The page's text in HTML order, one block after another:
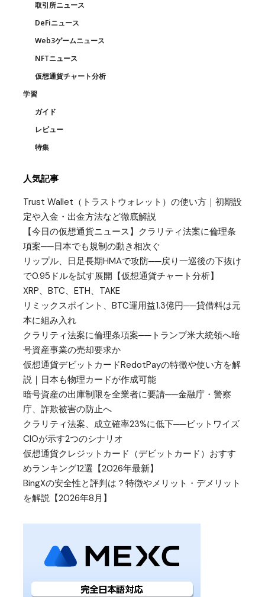
取引所ニュース
DeFiニュース
Web3ゲームニュース
NFTニュース
仮想通貨チャート分析
学習
ガイド
レビュー
特集
人気記事
Trust Wallet（トラストウォレット）の使い方｜初期設
定や入金・出金方法など徹底解説
【今日の仮想通貨ニュース】クラリティ法案に倫理条
項案──日本でも規制の動き相次ぐ
リップル、日足長期HMAで攻防──戻り一巡後の下抜け
で0.95ドルを試す展開【仮想通貨チャート分析】
XRP、BTC、ETH、TAKE
リミックスポイント、BTC運用益1.3億円──貸借料は元
本に組み入れ
クラリティ法案に倫理条項案──トランプ米大統領へ暗
号資産事業の売却要求か
仮想通貨デビットカードRedotPayの特徴や使い方を解
説｜日本も物理カードが作成可能
暗号資産の出庫制限を全業者に要請──金融庁・警察
庁、詐欺被害の防止へ
クラリティ法案、成立確率23%に低下──ビットワイズ
CIOが示す2つのシナリオ
仮想通貨クレジットカード（デビットカード）おすす
めランキング12選【2026年最新】
BingXの安全性と評判は？特徴やメリット・デメリット
を解説【2026年8月】